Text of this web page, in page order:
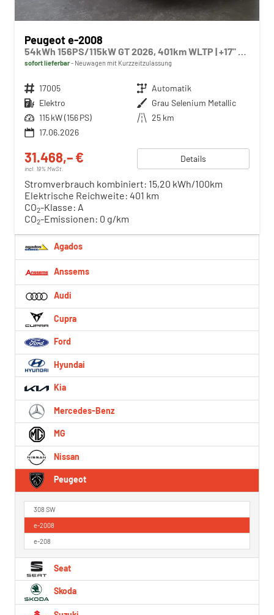
Peugeot e-2008
54kWh 156PS/115kW GT 2026, 401km WLTP | +17" ALU +360-Grad&RFK +Wärmepumpe +Adaptiver Tempomat +Apple CarPlay +SHZ +FULL-LED-Scheinwerfer +Getönte Scheiben
sofort lieferbar Neuwagen mit Kurzzeitzulassung
Fahrzeugnr. 17005 Getriebe Automatik
Kraftstoff Elektro Außenfarbe Grau Selenium Metallic
Leistung 115 kW (156 PS) Kilometerstand 25 km
17.06.2026
31.468,– €
incl. 19% MwSt.
Details
Stromverbrauch kombiniert: 15,20 kWh/100km
Elektrische Reichweite: 401 km
CO2-Klasse: A
CO2-Emissionen: 0 g/km
Agados
Anssems
Audi
Cupra
Ford
Hyundai
Kia
Mercedes-Benz
MG
Nissan
Peugeot
308 SW
e-2008
e-208
Seat
Skoda